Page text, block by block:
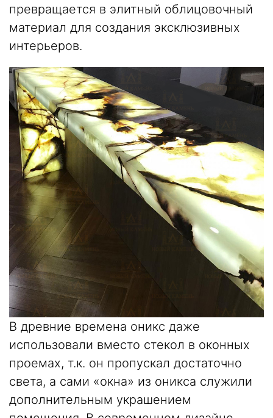
превращается в элитный облицовочный
материал для создания эксклюзивных
интерьеров.
В древние времена оникс даже
использовали вместо стекол в оконных
проемах, т.к. он пропускал достаточно
света, а сами «окна» из оникса служили
дополнительным украшением